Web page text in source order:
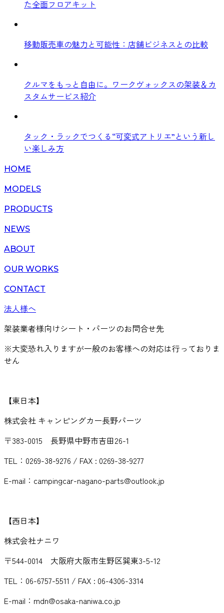
た全面フロアキット
移動販売車の魅力と可能性：店舗ビジネスとの比較
クルマをもっと自由に。ワークヴォックスの架装＆カ
スタムサービス紹介
タック・ラックでつくる“可変式アトリエ”という新し
い楽しみ方
HOME
MODELS
PRODUCTS
NEWS
ABOUT
OUR WORKS
CONTACT
法人様へ
架装業者様向けシート・パーツのお問合せ先
※大変恐れ入りますが一般のお客様への対応は行っておりま
せん
【東日本】
株式会社 キャンピングカー長野パーツ
〒383-0015 長野県中野市吉田26-1
TEL：0269-38-9276 / FAX : 0269-38-9277
E-mail：campingcar-nagano-parts@outlook.jp
【西日本】
株式会社ナニワ
〒544-0014 大阪府大阪市生野区巽東3-5-12
TEL：06-6757-5511 / FAX : 06-4306-3314
E-mail：mdn@osaka-naniwa.co.jp